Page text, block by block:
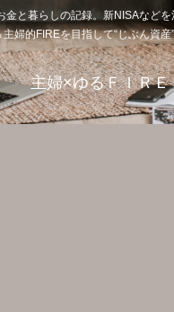
金と暮らしの記録。新NISAなど
主婦的FIREを目指して“じぶん資産
主婦×ゆるＦＩＲＥ